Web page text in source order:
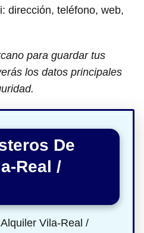
dirección, teléfono, web,
para guardar tus
los datos principales
De
Real /
Vila-Real /